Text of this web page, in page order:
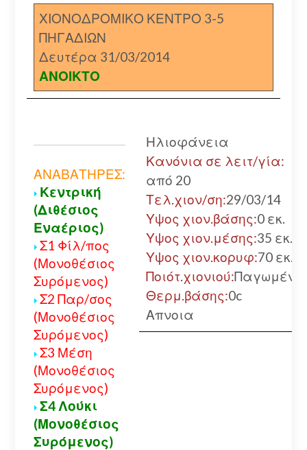
ΧΙΟΝΟΔΡΟΜΙΚΟ ΚΕΝΤΡΟ 3-5
ΠΗΓΑΔΙΩΝ
Δευτέρα 31/03/2014
ΑΝΟΙΚΤΟ
ΑΝΑΒΑΤΗΡΕΣ:
Κεντρική
(Διθέσιος
Εναέριος)
Σ1 Φίλ/πος
(Μονοθέσιος
Συρόμενος)
Σ2 Παρ/σος
(Μονοθέσιος
Συρόμενος)
Σ3 Μέση
(Μονοθέσιος
Συρόμενος)
Σ4 Λούκι
(Μονοθέσιος
Συρόμενος)
Ηλιοφάνεια
Κανόνια σε λειτ/γία:
από 20
Τελ.χιον/ση:29/03/14
Υψος χιον.βάσης:0 εκ.
Υψος χιον.μέσης:35 εκ.
Υψος χιον.κορυφ:70 εκ.
Ποιότ.χιονιού:Παγωμένο
Θερμ.βάσης:0c
Απνοια